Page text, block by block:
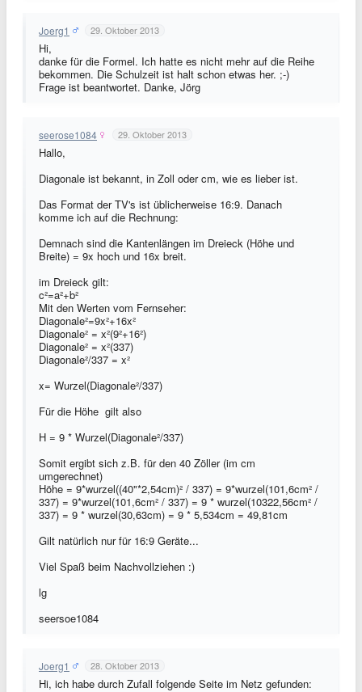
Joerg1 29. Oktober 2013
Hi,
danke für die Formel. Ich hatte es nicht mehr auf die Reihe
bekommen. Die Schulzeit ist halt schon etwas her. ;-)
Frage ist beantwortet. Danke, Jörg
seerose1084 29. Oktober 2013
Hallo,
Diagonale ist bekannt, in Zoll oder cm, wie es lieber ist.
Das Format der TV's ist üblicherweise 16:9. Danach
komme ich auf die Rechnung:
Demnach sind die Kantenlängen im Dreieck (Höhe und
Breite) = 9x hoch und 16x breit.
im Dreieck gilt:
c²=a²+b²
Mit den Werten vom Fernseher:
Diagonale²=9x²+16x²
Diagonale² = x²(9²+16²)
Diagonale² = x²(337)
Diagonale²/337 = x²
x= Wurzel(Diagonale²/337)
Für die Höhe gilt also
H = 9 * Wurzel(Diagonale²/337)
Somit ergibt sich z.B. für den 40 Zöller (im cm
umgerechnet)
Höhe = 9*wurzel((40"*2,54cm)² / 337) = 9*wurzel(101,6cm² /
337) = 9*wurzel(101,6cm² / 337) = 9 * wurzel(10322,56cm² /
337) = 9 * wurzel(30,63cm) = 9 * 5,534cm = 49,81cm
Gilt natürlich nur für 16:9 Geräte...
Viel Spaß beim Nachvollziehen :)
lg
seersoe1084
Joerg1 28. Oktober 2013
Hi, ich habe durch Zufall folgende Seite im Netz gefunden: